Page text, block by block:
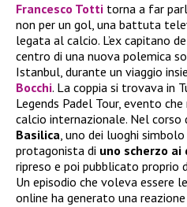
Francesco Totti torna a far
non per un gol, una battuta
legata al calcio. L’ex capitano
centro di una nuova polemica
Istanbul, durante un viaggio
Bocchi. La coppia si trovava in
Legends Padel Tour, evento
calcio internazionale. Nel corso
Basilica, uno dei luoghi
protagonista di uno scherzo
ripreso e poi pubblicato proprio
Un episodio che voleva essere
online ha generato una